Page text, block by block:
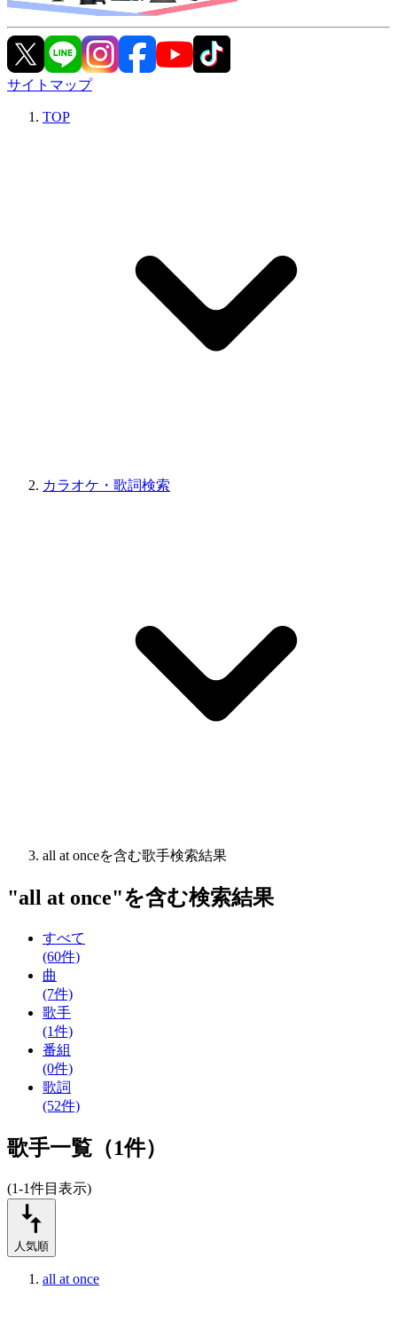
サイトマップ
TOP
カラオケ・歌詞検索
all at onceを含む歌手検索結果
"all at once"を含む検索結果
すべて
(60件)
曲
(7件)
歌手
(1件)
番組
(0件)
歌詞
(52件)
歌手一覧（1件）
(1-1件目表示)
人気順
all at once